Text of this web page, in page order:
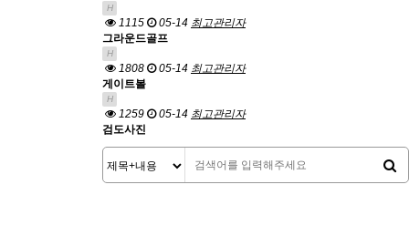
H
1115 05-14 최고관리자
그라운드골프
H
1808 05-14 최고관리자
게이트볼
H
1259 05-14 최고관리자
검도사진